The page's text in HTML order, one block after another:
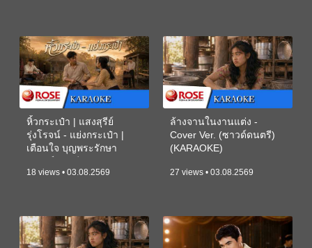
หิ้วกระเป๋า | แสงสุรีย์
รุ่งโรจน์ - แย่งกระเป๋า |
เตือนใจ บุญพระรักษา
18 views • 03.08.2569
ล้างจานในงานแต่ง -
Cover Ver. (ซาวด์ดนตรี)
(KARAOKE)
27 views • 03.08.2569